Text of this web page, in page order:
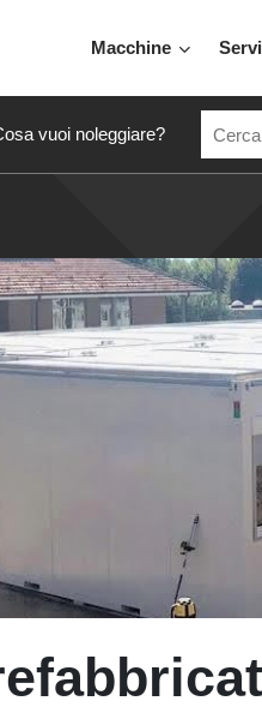
Macchine
vuoi noleggiare?